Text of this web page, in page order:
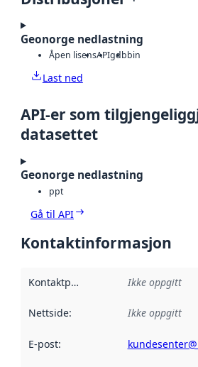
Geonorge nedlastning
Åpen lisensAPIgdbbin
Last ned
API-er som
datasettet
Geonorge nedlastning
ppt
Gå til API
Kontaktinformasjon
Kontaktpunkt Ikke oppgitt
Nettside: Ikke oppgitt
E-post: